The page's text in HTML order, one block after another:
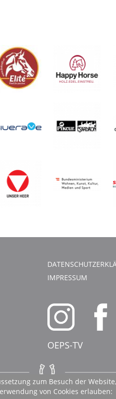
zum Besuch der
von Cookies erlauben:
IMPRESSUM
OEPS-TV